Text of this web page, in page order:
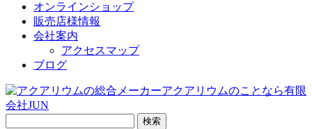
オンラインショップ
販売店様情報
会社案内
アクセスマップ
ブログ